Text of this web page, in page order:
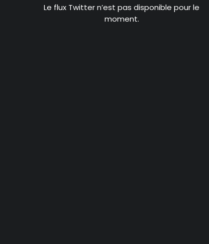
Le flux Twitter n’est pas disponible pour le
moment.